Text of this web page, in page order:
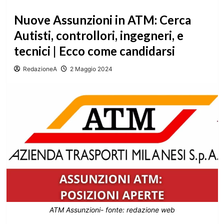
Nuove Assunzioni in ATM: Cerca
Autisti, controllori, ingegneri, e
tecnici | Ecco come candidarsi
RedazioneA 2 Maggio 2024
ATM Assunzioni- fonte: redazione web